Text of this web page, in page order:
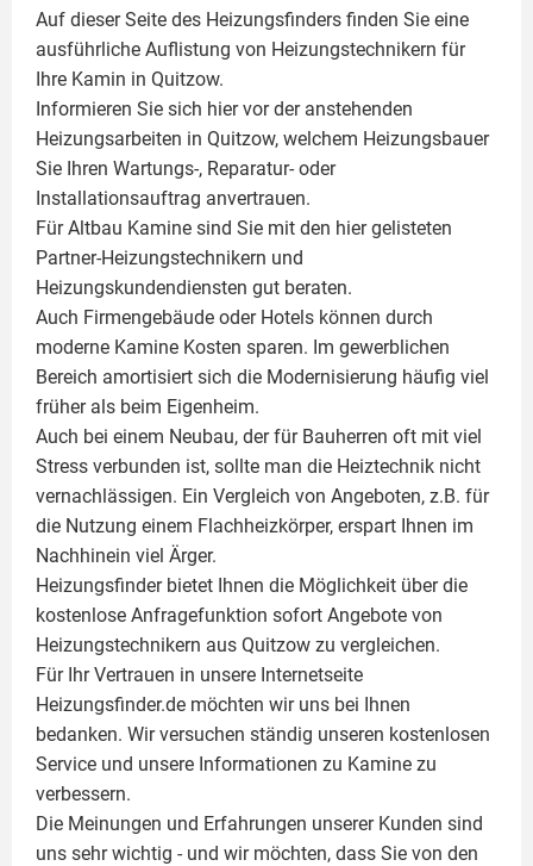
Auf dieser Seite des Heizungsfinders finden Sie eine
ausführliche Auflistung von Heizungstechnikern für
Ihre Kamin in Quitzow.
Informieren Sie sich hier vor der anstehenden
Heizungsarbeiten in Quitzow, welchem Heizungsbauer
Sie Ihren Wartungs-, Reparatur- oder
Installationsauftrag anvertrauen.
Für Altbau Kamine sind Sie mit den hier gelisteten
Partner-Heizungstechnikern und
Heizungskundendiensten gut beraten.
Auch Firmengebäude oder Hotels können durch
moderne Kamine Kosten sparen. Im gewerblichen
Bereich amortisiert sich die Modernisierung häufig viel
früher als beim Eigenheim.
Auch bei einem Neubau, der für Bauherren oft mit viel
Stress verbunden ist, sollte man die Heiztechnik nicht
vernachlässigen. Ein Vergleich von Angeboten, z.B. für
die Nutzung einem Flachheizkörper, erspart Ihnen im
Nachhinein viel Ärger.
Heizungsfinder bietet Ihnen die Möglichkeit über die
kostenlose Anfragefunktion sofort Angebote von
Heizungstechnikern aus Quitzow zu vergleichen.
Für Ihr Vertrauen in unsere Internetseite
Heizungsfinder.de möchten wir uns bei Ihnen
bedanken. Wir versuchen ständig unseren kostenlosen
Service und unsere Informationen zu Kamine zu
verbessern.
Die Meinungen und Erfahrungen unserer Kunden sind
uns sehr wichtig - und wir möchten, dass Sie von den